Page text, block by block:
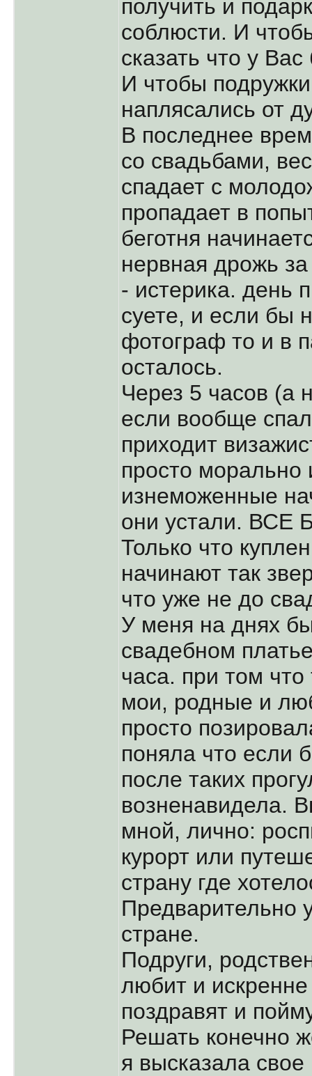
получить и
соблюсти. И
сказать что у
И чтобы
наплясались от
В последнее
со свадьбами,
спадает с
пропадает в
беготня
нервная дрожь
- истерика. день
суете, и если бы
фотограф то и в
осталось.
Через 5 часов (а
если вообще
приходит
просто морально
изнеможенные
они устали.
Только что
начинают так
что уже не до
У меня на днях
свадебном
часа. при том
мои, родные и
просто
поняла что если
после таких
возненавидела.
мной, лично:
курорт или
страну где
Предварительно
стране.
Подруги,
любит и
поздравят и
Решать конечно
я высказала